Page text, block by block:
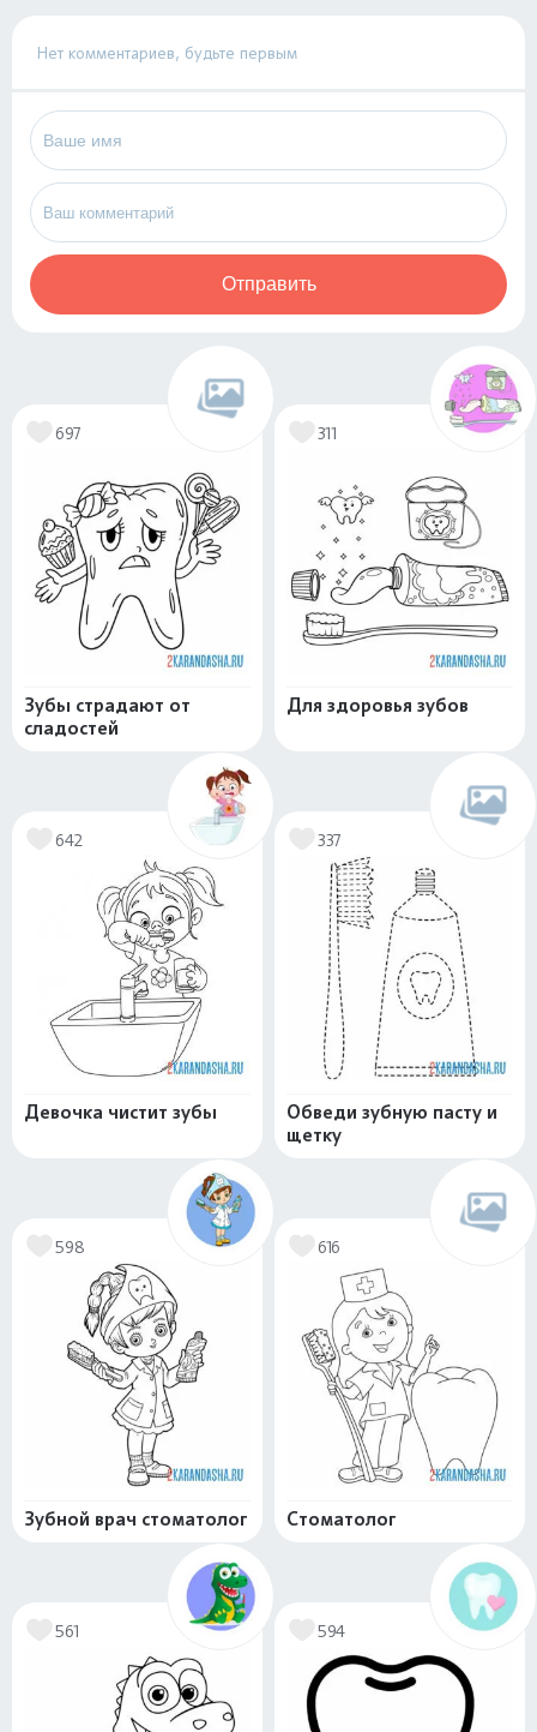
Нет комментариев, будьте первым
Отправить
697
Зубы страдают от
сладостей
311
Для здоровья зубов
642
Девочка чистит зубы
337
Обведи зубную пасту и
щетку
598
Зубной врач стоматолог
616
Стоматолог
561 594